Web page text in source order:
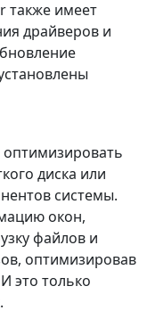
также имеет
драйверов и
диска или
системы.
окон,
файлов и
оптимизировав
это только